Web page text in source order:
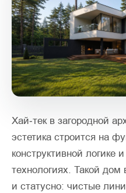
Хай‑тек в загородной
эстетика строится на
конструктивной логике
технологиях. Такой дом
и статусно: чистые